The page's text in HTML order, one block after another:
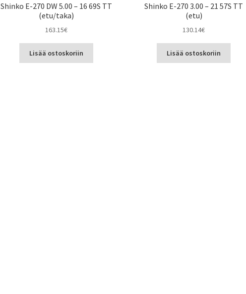
Shinko E-270 DW 5.00 – 16 69S TT
(etu/taka)
163.15€
Lisää ostoskoriin
Shinko E-270 3.00 – 21 57S TT
(etu)
130.14€
Lisää ostoskoriin